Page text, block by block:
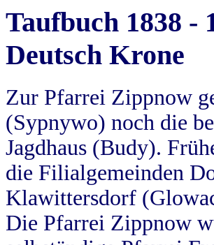
Taufbuch 1838
Deutsch Krone
Zur Pfarrei Zippnow
(Sypnywo) noch die
Jagdhaus (Budy).
die Filialgemeinden
Klawittersdorf
Die Pfarrei Zippnow